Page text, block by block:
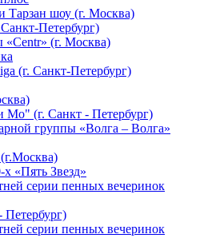
Тарзан шоу (г. Москва)
Петербург)
«Centr» (г. Москва)
(г. Санкт-Петербург)
Мо" (г. Санкт - Петербург)
группы «Волга – Волга»
х «Пять Звезд»
серии пенных вечеринок
Петербург)
серии пенных вечеринок